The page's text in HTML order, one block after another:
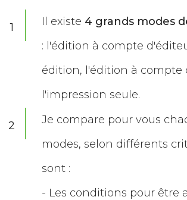
1 Il existe 4 grands modes
: l'édition à compte
édition, l'édition à compte
l'impression seule.
2
Je compare pour vous
modes, selon différents
sont :
- Les conditions pour être